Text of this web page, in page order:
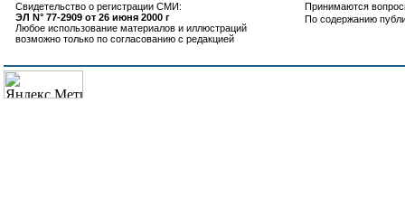
Свидетельство о регистрации СМИ:
ЭЛ N° 77-2909 от 26 июня 2000 г
Любое использование материалов и иллюстраций
возможно только по согласованию с редакцией
Принимаются
По содержанию